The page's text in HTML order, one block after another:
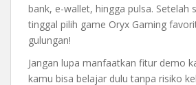
bank, e-wallet, hingga pulsa. Setelah
tinggal pilih game Oryx Gaming
gulungan!
Jangan lupa manfaatkan fitur demo
kamu bisa belajar dulu tanpa risiko